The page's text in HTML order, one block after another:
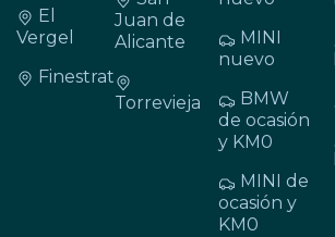
El
Vergel
Finestrat
Juan de
Alicante
Torrevieja
MINI
nuevo
BMW
de ocasión
y KM0
MINI de
ocasión y
KM0